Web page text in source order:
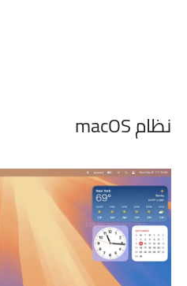
نظام macOS